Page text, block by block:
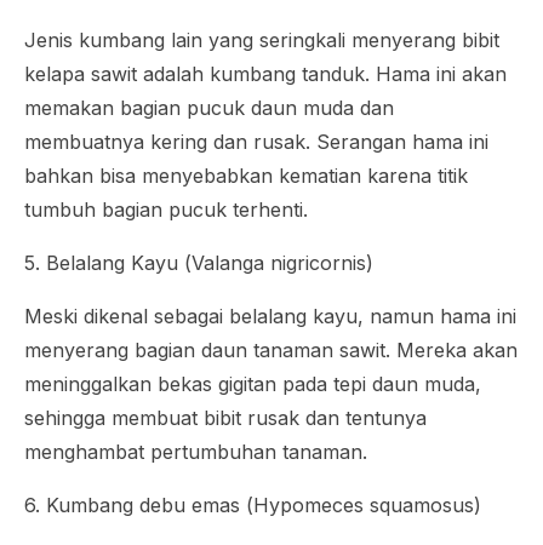
Jenis kumbang lain yang seringkali menyerang bibit
kelapa sawit adalah kumbang tanduk. Hama ini akan
memakan bagian pucuk daun muda dan
membuatnya kering dan rusak. Serangan hama ini
bahkan bisa menyebabkan kematian karena titik
tumbuh bagian pucuk terhenti.
5. Belalang Kayu (Valanga nigricornis)
Meski dikenal sebagai belalang kayu, namun hama ini
menyerang bagian daun tanaman sawit. Mereka akan
meninggalkan bekas gigitan pada tepi daun muda,
sehingga membuat bibit rusak dan tentunya
menghambat pertumbuhan tanaman.
6. Kumbang debu emas (Hypomeces squamosus)